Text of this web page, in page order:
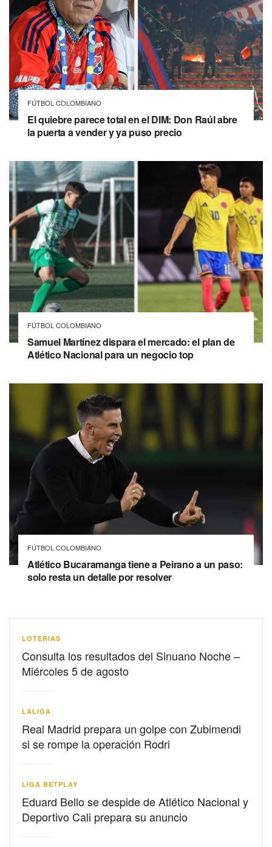
FÚTBOL COLOMBIANO
El quiebre parece total en el DIM: Don Raúl abre
la puerta a vender y ya puso precio
FÚTBOL COLOMBIANO
Samuel Martínez dispara el mercado: el plan de
Atlético Nacional para un negocio top
FÚTBOL COLOMBIANO
Atlético Bucaramanga tiene a Peirano a un paso:
solo resta un detalle por resolver
LOTERIAS
Consulta los resultados del Sinuano Noche –
Miércoles 5 de agosto
LALIGA
Real Madrid prepara un golpe con Zubimendi
si se rompe la operación Rodri
LIGA BETPLAY
Eduard Bello se despide de Atlético Nacional y
Deportivo Cali prepara su anuncio